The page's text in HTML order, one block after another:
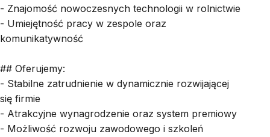
- Znajomość nowoczesnych technologii w rolnictwie
- Umiejętność pracy w zespole oraz
komunikatywność
## Oferujemy:
- Stabilne zatrudnienie w dynamicznie rozwijającej
się firmie
- Atrakcyjne wynagrodzenie oraz system premiowy
- Możliwość rozwoju zawodowego i szkoleń